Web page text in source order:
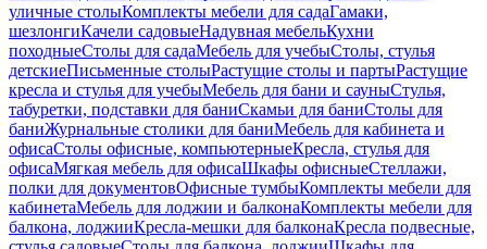
уличные столыКомплекты мебели для садаГамаки,
шезлонгиКачели садовыеНадувная мебельКухни
походныеСтолы для садаМебель для учебыСтолы, стулья
детскиеПисьменные столыРастущие столы и партыРастущие
кресла и стулья для учебыМебель для бани и сауныСтулья,
табуретки, подставки для баниСкамьи для баниСтолы для
баниЖурнальные столики для баниМебель для кабинета и
офисаСтолы офисные, компьютерныеКресла, стулья для
офисаМягкая мебель для офисаШкафы офисныеСтеллажи,
полки для документовОфисные тумбыКомплекты мебели для
кабинетаМебель для лоджии и балконаКомплекты мебели для
балкона, лоджииКресла-мешки для балконаКресла подвесные,